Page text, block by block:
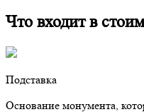
Что входит в
Подставка
Основание монумента,